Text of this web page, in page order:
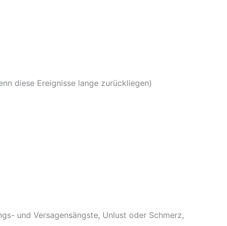
diese Ereignisse lange zurückliegen)
und Versagensängste, Unlust oder Schmerz,